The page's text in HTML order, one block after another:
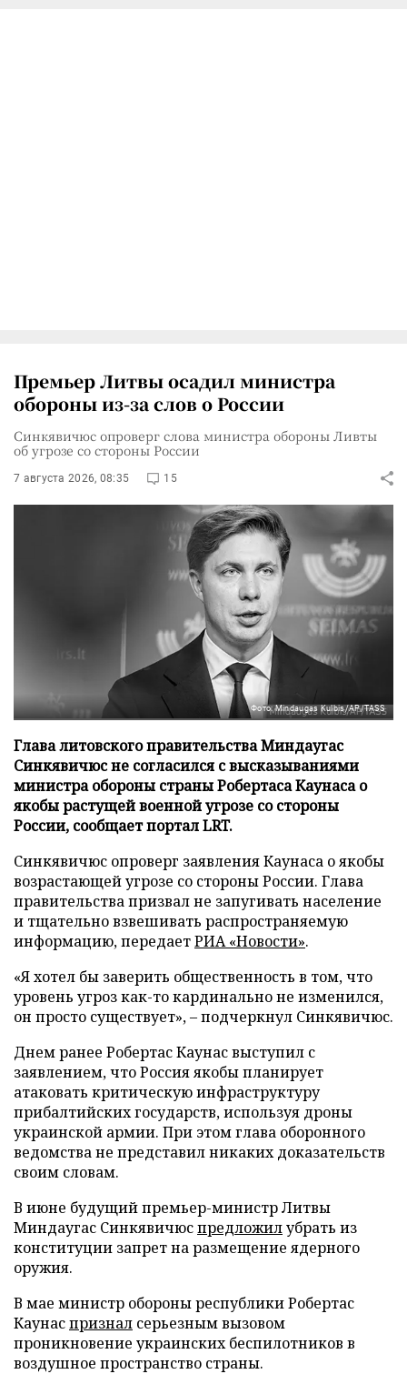
Премьер Литвы осадил министра
обороны из-за слов о России
Синкявичюс опроверг слова министра обороны Ливты
об угрозе со стороны России
7 августа 2026, 08:35 15
Фото: Mindaugas Kulbis/AP/TASS
Глава литовского правительства Миндаугас
Синкявичюс не согласился с высказываниями
министра обороны страны Робертаса Каунаса о
якобы растущей военной угрозе со стороны
России, сообщает портал LRT.
Синкявичюс опроверг заявления Каунаса о якобы
возрастающей угрозе со стороны России. Глава
правительства призвал не запугивать население
и тщательно взвешивать распространяемую
информацию, передаетРИА «Новости».
«Я хотел бы заверить общественность в том, что
уровень угроз как-то кардинально не изменился,
он просто существует», – подчеркнул Синкявичюс.
Днем ранее Робертас Каунас выступил с
заявлением, что Россия якобы планирует
атаковать критическую инфраструктуру
прибалтийских государств, используя дроны
украинской армии. При этом глава оборонного
ведомства не представил никаких доказательств
своим словам.
В июне будущий премьер-министр Литвы
Миндаугас Синкявичюспредложилубрать из
конституции запрет на размещение ядерного
оружия.
В мае министр обороны республики Робертас
Каунаспризнал серьезным вызовом
проникновение украинских беспилотников в
воздушное пространство страны.